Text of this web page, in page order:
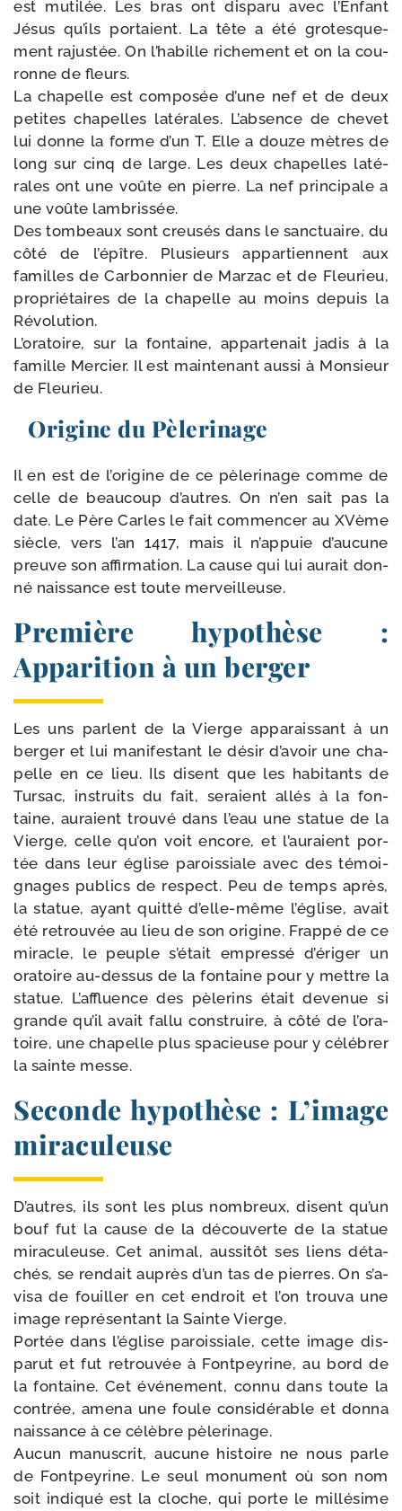
est muti­lée. Les bras ont dis­pa­ru avec l’Enfant
Jésus qu’ils por­taient. La tête a été gro­tes­que­
ment rajus­tée. On l’ha­bille riche­ment et on la cou­
ronne de fleurs.
La cha­pelle est com­po­sée d’une nef et de deux
petites cha­pelles laté­rales. L’absence de che­vet
lui donne la forme d’un T. Elle a douze mètres de
long sur cinq de large. Les deux cha­pelles laté­
rales ont une voûte en pierre. La nef prin­ci­pale a
une voûte lambrissée.
Des tom­beaux sont creu­sés dans le sanc­tuaire, du
côté de l’é­pître. Plusieurs appar­tiennent aux
familles de Carbonnier de Marzac et de Fleurieu,
pro­prié­taires de la cha­pelle au moins depuis la
Révolution.
L’oratoire, sur la fon­taine, appar­te­nait jadis à la
famille Mercier. Il est main­te­nant aus­si à Monsieur
de Fleurieu.
Origine du Pèlerinage
Il en est de l’o­ri­gine de ce pèle­ri­nage comme de
celle de beau­coup d’autres. On n’en sait pas la
date. Le Père Carles le fait com­men­cer au XVème
siècle, vers l’an 1417, mais il n’ap­puie d’au­cune
preuve son affir­ma­tion. La cause qui lui aurait don­
né nais­sance est toute merveilleuse.
Première hypothèse :
Apparition à un berger
Les uns parlent de la Vierge appa­rais­sant à un
ber­ger et lui mani­fes­tant le désir d’a­voir une cha­
pelle en ce lieu. Ils disent que les habi­tants de
Tursac, ins­truits du fait, seraient allés à la fon­
taine, auraient trou­vé dans l’eau une sta­tue de la
Vierge, celle qu’on voit encore, et l’au­raient por­
tée dans leur église parois­siale avec des témoi­
gnages publics de res­pect. Peu de temps après,
la sta­tue, ayant quit­té d’elle-​même l’é­glise, avait
été retrou­vée au lieu de son ori­gine. Frappé de ce
miracle, le peuple s’é­tait empres­sé d’é­ri­ger un
ora­toire au-​dessus de la fon­taine pour y mettre la
sta­tue. L’affluence des pèle­rins était deve­nue si
grande qu’il avait fal­lu construire, à côté de l’o­ra­
toire, une cha­pelle plus spa­cieuse pour y célé­brer
la sainte messe.
Seconde hypothèse : L’image
miraculeuse
D’autres, ils sont les plus nom­breux, disent qu’un
bouf fut la cause de la décou­verte de la sta­tue
mira­cu­leuse. Cet ani­mal, aus­si­tôt ses liens déta­
chés, se ren­dait auprès d’un tas de pierres. On s’a­
vi­sa de fouiller en cet endroit et l’on trou­va une
image repré­sen­tant la Sainte Vierge.
Portée dans l’é­glise parois­siale, cette image dis­
pa­rut et fut retrou­vée à Fontpeyrine, au bord de
la fon­taine. Cet évé­ne­ment, connu dans toute la
contrée, ame­na une foule consi­dé­rable et don­na
nais­sance à ce célèbre pèlerinage.
Aucun manus­crit, aucune his­toire ne nous parle
de Fontpeyrine. Le seul monu­ment où son nom
soit indi­qué est la cloche, qui porte le mil­lé­sime